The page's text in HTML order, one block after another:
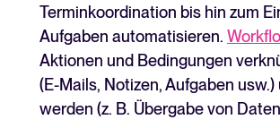
Terminkoordination bis hin zum
Aufgaben automatisieren.
Aktionen und Bedingungen
(E-Mails, Notizen, Aufgaben
werden (z. B. Übergabe von